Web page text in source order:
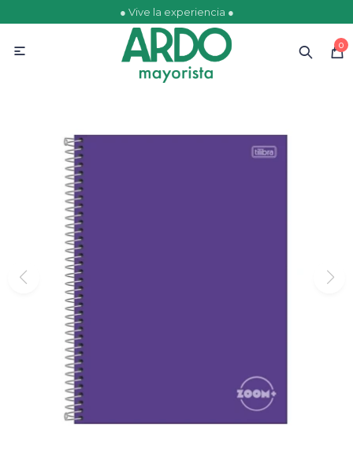
● Vive la experiencia ●
0
 Ofertas Escolares